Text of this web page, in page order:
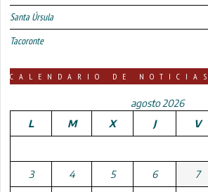
Santa Úrsula
Tacoronte
CALENDARIO DE NOTICIAS
agosto 2026
L
M X J V
3 4 5 6 7